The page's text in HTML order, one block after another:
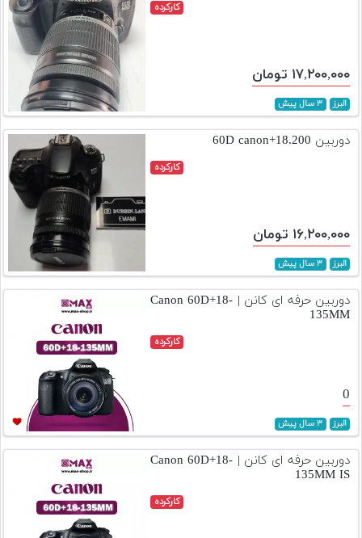
کارکرده
۱۷,۲۰۰,۰۰۰ تومان
البرز ۳ سال پیش
دوربین 60D canon+18.200
کارکرده
۱۶,۲۰۰,۰۰۰ تومان
البرز ۳ سال پیش
دوربین حرفه ای کانن | Canon 60D+18-
135MM
کارکرده
0
البرز ۳ سال پیش
دوربین حرفه ای کانن | Canon 60D+18-
135MM IS
کارکرده